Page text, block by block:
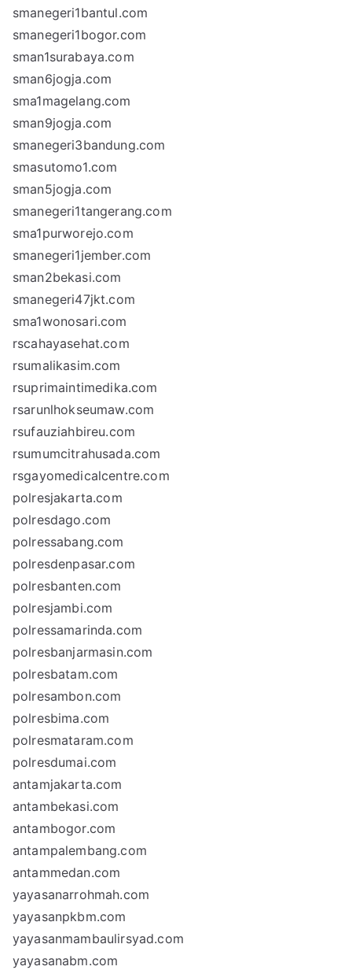
smanegeri1bantul.com
smanegeri1bogor.com
sman1surabaya.com
sman6jogja.com
sma1magelang.com
sman9jogja.com
smanegeri3bandung.com
smasutomo1.com
sman5jogja.com
smanegeri1tangerang.com
sma1purworejo.com
smanegeri1jember.com
sman2bekasi.com
smanegeri47jkt.com
sma1wonosari.com
rscahayasehat.com
rsumalikasim.com
rsuprimaintimedika.com
rsarunlhokseumaw.com
rsufauziahbireu.com
rsumumcitrahusada.com
rsgayomedicalcentre.com
polresjakarta.com
polresdago.com
polressabang.com
polresdenpasar.com
polresbanten.com
polresjambi.com
polressamarinda.com
polresbanjarmasin.com
polresbatam.com
polresambon.com
polresbima.com
polresmataram.com
polresdumai.com
antamjakarta.com
antambekasi.com
antambogor.com
antampalembang.com
antammedan.com
yayasanarrohmah.com
yayasanpkbm.com
yayasanmambaulirsyad.com
yayasanabm.com